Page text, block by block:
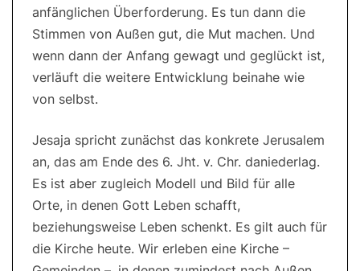
anfänglichen Überforderung. Es tun dann die
Stimmen von Außen gut, die Mut machen. Und
wenn dann der Anfang gewagt und geglückt ist,
verläuft die weitere Entwicklung beinahe wie
von selbst.
Jesaja spricht zunächst das konkrete Jerusalem
an, das am Ende des 6. Jht. v. Chr. daniederlag.
Es ist aber zugleich Modell und Bild für alle
Orte, in denen Gott Leben schafft,
beziehungsweise Leben schenkt. Es gilt auch für
die Kirche heute. Wir erleben eine Kirche –